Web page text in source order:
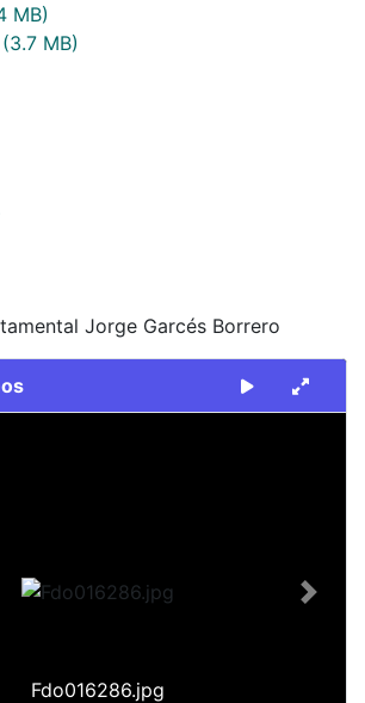
MB)
(3.7 MB)
Jorge Garcés Borrero
Fdo016286.jpg
Next